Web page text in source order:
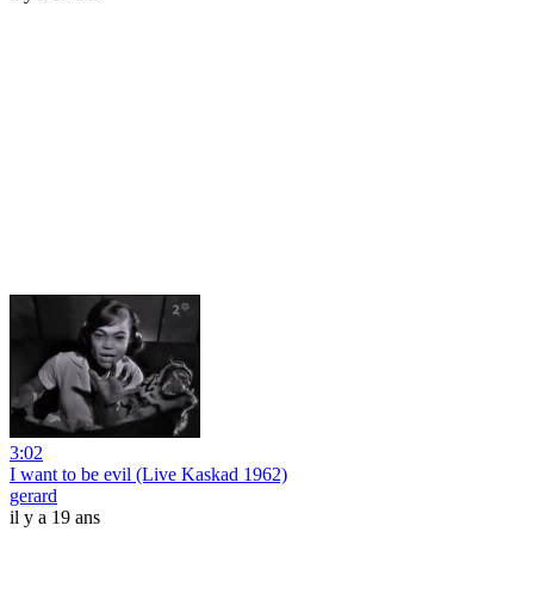
3:02
I want to be evil (Live Kaskad 1962)
gerard
il y a 19 ans